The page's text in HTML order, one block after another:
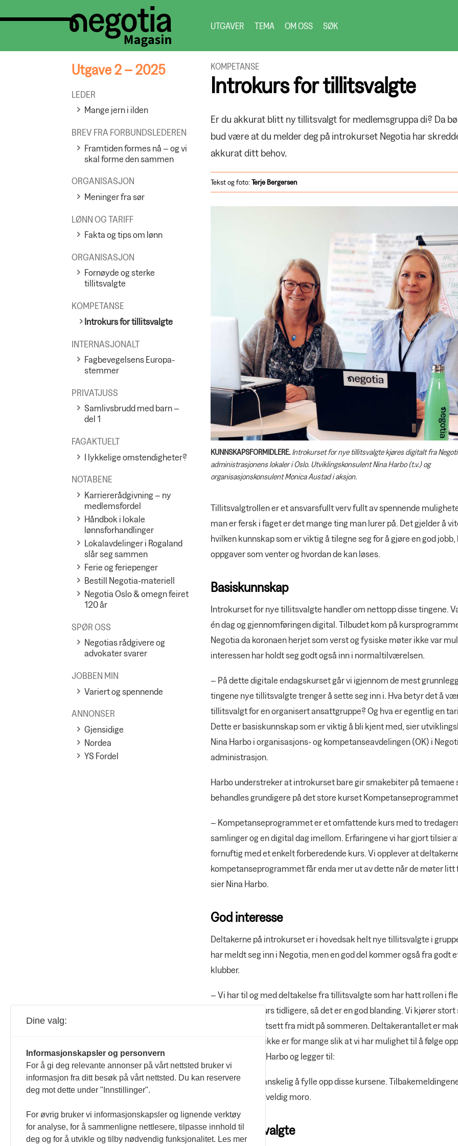
UTGAVER TEMA OM OSS SØK
Utgave 2 – 2025
LEDER
Mange jern i ilden
BREV FRA FORBUNDSLEDEREN
Framtiden formes nå – og vi
skal forme den sammen
ORGANISASJON
Meninger fra sør
LØNN OG TARIFF
Fakta og tips om lønn
ORGANISASJON
Fornøyde og sterke
tillitsvalgte
KOMPETANSE
Introkurs for tillitsvalgte
INTERNASJONALT
Fagbevegelsens Europa-
stemmer
PRIVATJUSS
Samlivsbrudd med barn –
del 1
FAGAKTUELT
I lykkelige omstendigheter?
NOTABENE
Karriererådgivning – ny
medlemsfordel
Håndbok i lokale
lønnsforhandlinger
Lokalavdelinger i Rogaland
slår seg sammen
Ferie og feriepenger
Bestill Negotia-materiell
Negotia Oslo & omegn feiret
120 år
SPØR OSS
Negotias rådgivere og
advokater svarer
JOBBEN MIN
Variert og spennende
ANNONSER
Gjensidige
Nordea
YS Fordel
KOMPETANSE
Introkurs for tillitsvalgte
Er du akkurat blitt ny tillitsvalgt for medlemsgruppa di? Da
bud være at du melder deg på introkurset Negotia har
akkurat ditt behov.
Tekst og foto:Terje Bergersen
KUNNSKAPSFORMIDLERE. Introkurset for nye tillitsvalgte kjøres digitalt fra
administrasjonens lokaler i Oslo. Utviklingskonsulent Nina Harbo (t.v.) og
organisasjonskonsulent Monica Austad i aksjon.
Tillitsvalgtrollen er et ansvarsfullt verv fullt av spennende
man er fersk i faget er det mange ting man lurer på. Det gjelder å
hvilken kunnskap som er viktig å tilegne seg for å gjøre en god jobb,
oppgaver som venter og hvordan de kan løses.
Basiskunnskap
Introkurset for nye tillitsvalgte handler om nettopp disse tingene.
én dag og gjennomføringen digital. Tilbudet kom på
Negotia da koronaen herjet som verst og fysiske møter ikke var
interessen har holdt seg godt også inn i normaltilværelsen.
– På dette digitale endagskurset går vi igjennom de mest
tingene nye tillitsvalgte trenger å sette seg inn i. Hva betyr det å
tillitsvalgt for en organisert ansattgruppe? Og hva er egentlig en
Dette er basiskunnskap som er viktig å bli kjent med, sier
Nina Harbo i organisasjons- og kompetanseavdelingen (OK) i
administrasjon.
Harbo understreker at introkurset bare gir smakebiter på temaene
behandles grundigere på det store kurset
– Kompetanseprogrammet er et omfattende kurs med to
samlinger og en digital dag imellom. Erfaringene vi har gjort tilsier
fornuftig med et enkelt forberedende kurs. Vi opplever at
kompetanseprogrammet får enda mer ut av dette når de møter litt
sier Nina Harbo.
God interesse
Deltakerne på introkurset er i hovedsak helt nye tillitsvalgte i
har meldt seg inn i Negotia, men en god del kommer også fra godt
klubber.
– Vi har til og med deltakelse fra tillitsvalgte som har hatt rollen i
aldri vært på kurs tidligere, så det er en god blanding. Vi kjører
i måneden, bortsett fra midt på sommeren. Deltakerantallet er
er viktig at det ikke er for mange slik at vi har mulighet til å følge
underveis, sier Harbo og legger til:
– Det er ikke vanskelig å fylle opp disse kursene.
gode, så det er veldig moro.
Flere tillitsvalgte
Dine valg:
Informasjonskapsler og personvern
For å gi deg relevante annonser på vårt nettsted bruker vi
informasjon fra ditt besøk på vårt nettsted. Du kan reservere
deg mot dette under "Innstillinger".
For øvrig bruker vi informasjonskapsler og lignende verktøy
for analyse, for å sammenligne nettlesere, tilpasse innhold til
deg og for å utvikle og tilby nødvendig funksjonalitet. Les mer